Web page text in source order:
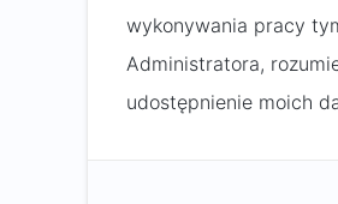
wykonywania pracy
Administratora,
udostępnienie moich